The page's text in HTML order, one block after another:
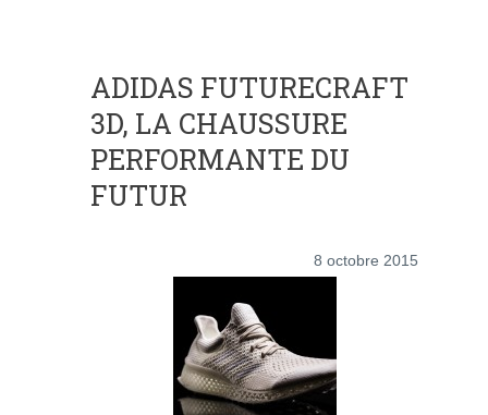
ADIDAS FUTURECRAFT
3D, LA CHAUSSURE
PERFORMANTE DU
FUTUR
8 octobre 2015